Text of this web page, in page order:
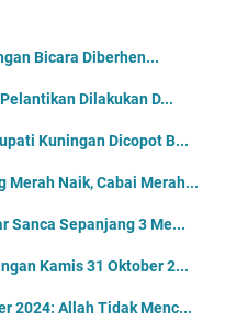
Bicara Diberhen...
Dilakukan D...
Kuningan Dicopot B...
Merah Naik, Cabai Merah...
Sanca Sepanjang 3 Me...
Kamis 31 Oktober 2...
2024: Allah Tidak Menc...